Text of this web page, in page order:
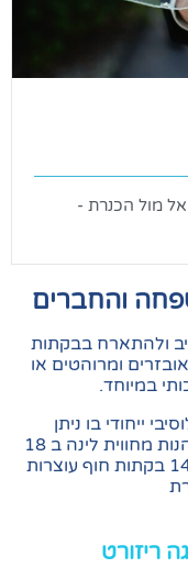
-
או
להתארח במתחם לאירועים פרטיים וליהנות מחווית לינה ב 18
ב 14 בקתות חוף עוצרות